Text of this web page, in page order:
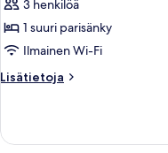
kuvat
3 henkilöä
1 suuri parisänky
Ilmainen Wi-Fi
Lisätietoja
Lisätietoja
Room